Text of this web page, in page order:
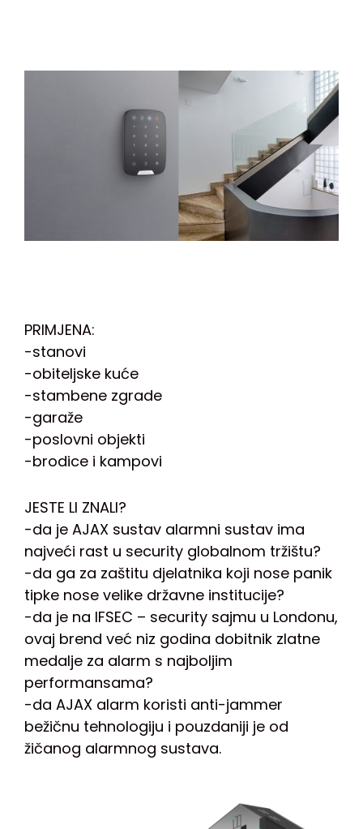
PRIMJENA:
-stanovi
-obiteljske kuće
-stambene zgrade
-garaže
-poslovni objekti
-brodice i kampovi
JESTE LI ZNALI?
-da je AJAX sustav alarmni sustav ima
najveći rast u security globalnom tržištu?
-da ga za zaštitu djelatnika koji nose panik
tipke nose velike državne institucije?
-da je na IFSEC – security sajmu u Londonu,
ovaj brend već niz godina dobitnik zlatne
medalje za alarm s najboljim
performansama?
-da AJAX alarm koristi anti-jammer
bežičnu tehnologiju i pouzdaniji je od
žičanog alarmnog sustava.